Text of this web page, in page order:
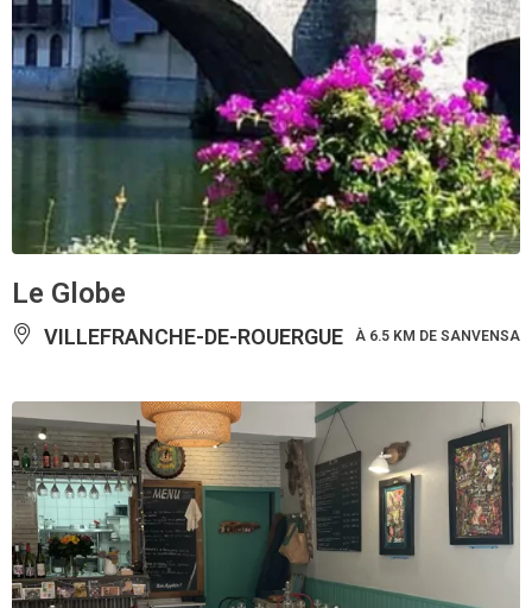
Le Globe
VILLEFRANCHE-DE-ROUERGUE À 6.5 KM DE SANVENSA